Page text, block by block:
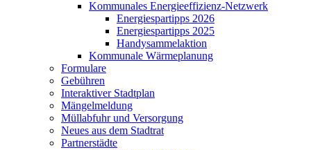
Kommunales Energieeffizienz-Netzwerk
Energiespartipps 2026
Energiespartipps 2025
Handysammelaktion
Kommunale Wärmeplanung
Formulare
Gebühren
Interaktiver Stadtplan
Mängelmeldung
Müllabfuhr und Versorgung
Neues aus dem Stadtrat
Partnerstädte